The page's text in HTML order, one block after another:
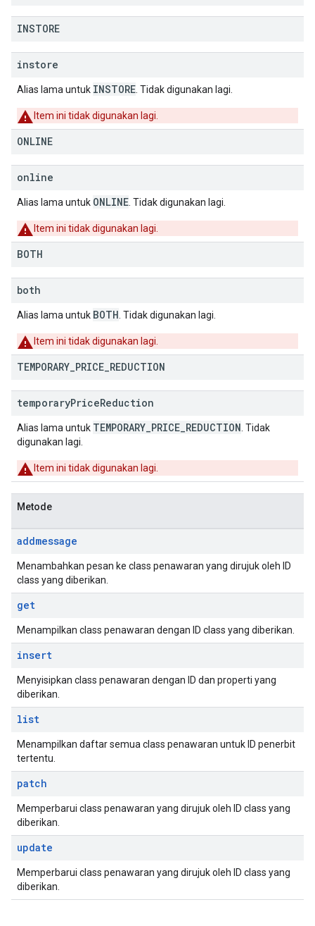
INSTORE
instore
Alias lama untuk INSTORE . Tidak digunakan lagi.
Item ini tidak digunakan lagi.
ONLINE
online
Alias lama untuk ONLINE . Tidak digunakan lagi.
Item ini tidak digunakan lagi.
BOTH
both
Alias lama untuk BOTH . Tidak digunakan lagi.
Item ini tidak digunakan lagi.
TEMPORARY PRICE REDUCTION
temporaryPriceReduction
Alias lama untuk TEMPORARY_PRICE_REDUCTION . Tidak
digunakan lagi.
Item ini tidak digunakan lagi.
Metode
addmessage
Menambahkan pesan ke class penawaran yang dirujuk oleh ID
class yang diberikan.
get
Menampilkan class penawaran dengan ID class yang diberikan.
insert
Menyisipkan class penawaran dengan ID dan properti yang
diberikan.
list
Menampilkan daftar semua class penawaran untuk ID penerbit
tertentu.
patch
Memperbarui class penawaran yang dirujuk oleh ID class yang
diberikan.
update
Memperbarui class penawaran yang dirujuk oleh ID class yang
diberikan.